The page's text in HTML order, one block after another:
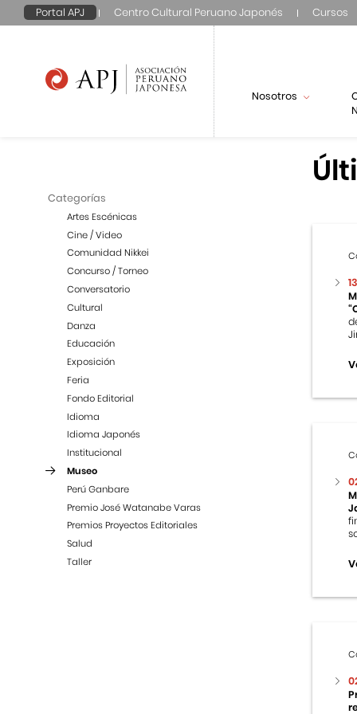
Portal APJ Centro Cultural Peruano Japonés Cursos
Nosotros
Categorías
Artes Escénicas
Cine / Video
Comunidad Nikkei
Concurso / Torneo
Conversatorio
Cultural
Danza
Educación
Exposición
Feria
Fondo Editorial
Idioma
Idioma Japonés
Institucional
Museo
Perú Ganbare
Premio José Watanabe Varas
Premios Proyectos Editoriales
Salud
Taller